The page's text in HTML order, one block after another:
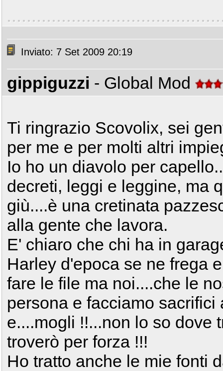
Inviato: 7 Set 2009 20:19
gippiguzzi - Global Mod
Ti ringrazio Scovolix, sei
per me e per molti altri
Io ho un diavolo per
decreti, leggi e leggine, ma
giù....è una cretinata
alla gente che lavora.
E' chiaro che chi ha in
Harley d'epoca se ne frega
fare le file ma noi....che le
persona e facciamo
e....mogli !!...non lo so dove
troverò per forza !!!
Ho tratto anche le mie fonti